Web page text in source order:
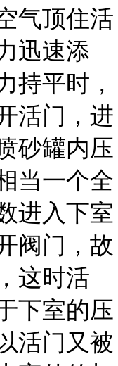
气顶住活
迅速添
持平时，
活门，进
砂罐内压
当一个全
进入下室
阀门，故
这时活
下室的压
活门又被